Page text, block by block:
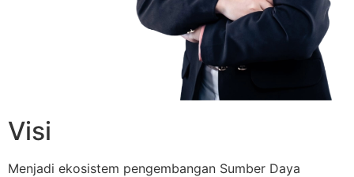
Visi
Menjadi ekosistem pengembangan Sumber Daya